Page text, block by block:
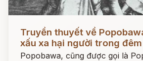
Đọc ngay
Truyền thuyết về
xấu xa hại người trong đêm
Popobawa, cũng được gọi là